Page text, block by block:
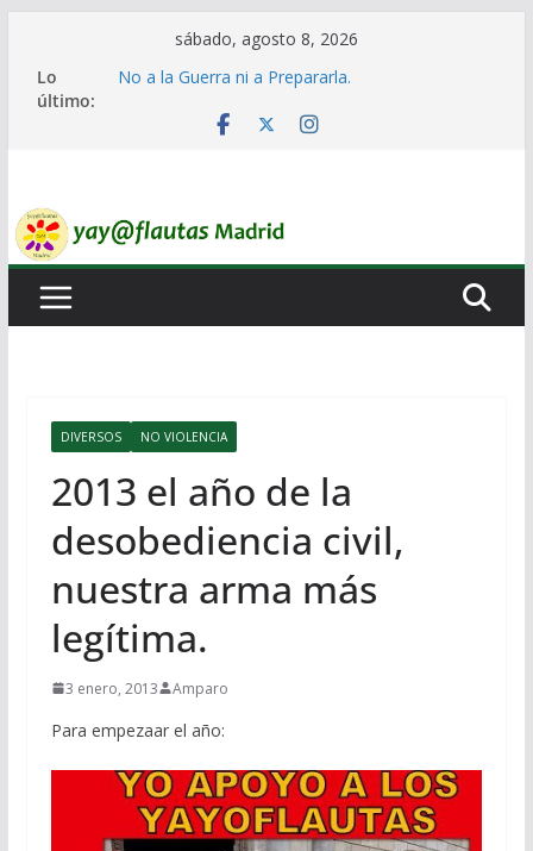
contenido
sábado, agosto 8, 2026
Lo
último:
No a la Guerra ni a Prepararla.
Ni un Euro para el Rearme. Ni un Voto para la
DIVERSOS NO VIOLENCIA
2013 el año de la
desobediencia civil,
nuestra arma más
legítima.
3 enero, 2013 Amparo
Para empezaar el año: